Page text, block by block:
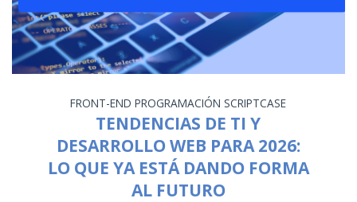
FRONT-END PROGRAMACIÓN SCRIPTCASE
TENDENCIAS DE TI Y
DESARROLLO WEB PARA 2026:
LO QUE YA ESTÁ DANDO FORMA
AL FUTURO